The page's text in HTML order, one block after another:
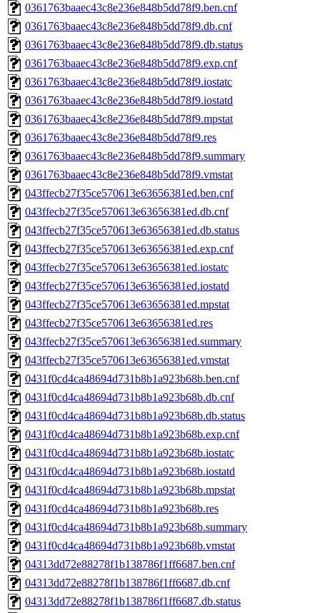
0361763baaec43c8e236e848b5dd78f9.ben.cnf
0361763baaec43c8e236e848b5dd78f9.db.cnf
0361763baaec43c8e236e848b5dd78f9.db.status
0361763baaec43c8e236e848b5dd78f9.exp.cnf
0361763baaec43c8e236e848b5dd78f9.iostatc
0361763baaec43c8e236e848b5dd78f9.iostatd
0361763baaec43c8e236e848b5dd78f9.mpstat
0361763baaec43c8e236e848b5dd78f9.res
0361763baaec43c8e236e848b5dd78f9.summary
0361763baaec43c8e236e848b5dd78f9.vmstat
043ffecb27f35ce570613e63656381ed.ben.cnf
043ffecb27f35ce570613e63656381ed.db.cnf
043ffecb27f35ce570613e63656381ed.db.status
043ffecb27f35ce570613e63656381ed.exp.cnf
043ffecb27f35ce570613e63656381ed.iostatc
043ffecb27f35ce570613e63656381ed.iostatd
043ffecb27f35ce570613e63656381ed.mpstat
043ffecb27f35ce570613e63656381ed.res
043ffecb27f35ce570613e63656381ed.summary
043ffecb27f35ce570613e63656381ed.vmstat
0431f0cd4ca48694d731b8b1a923b68b.ben.cnf
0431f0cd4ca48694d731b8b1a923b68b.db.cnf
0431f0cd4ca48694d731b8b1a923b68b.db.status
0431f0cd4ca48694d731b8b1a923b68b.exp.cnf
0431f0cd4ca48694d731b8b1a923b68b.iostatc
0431f0cd4ca48694d731b8b1a923b68b.iostatd
0431f0cd4ca48694d731b8b1a923b68b.mpstat
0431f0cd4ca48694d731b8b1a923b68b.res
0431f0cd4ca48694d731b8b1a923b68b.summary
0431f0cd4ca48694d731b8b1a923b68b.vmstat
04313dd72e88278f1b138786f1ff6687.ben.cnf
04313dd72e88278f1b138786f1ff6687.db.cnf
04313dd72e88278f1b138786f1ff6687.db.status